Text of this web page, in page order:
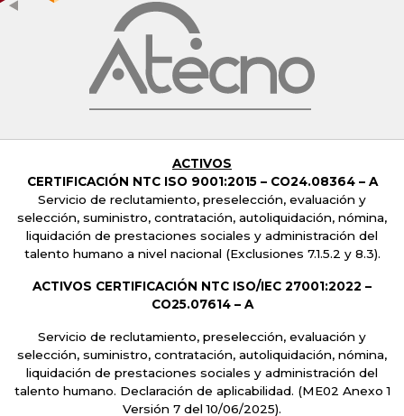
ACTIVOS
CERTIFICACIÓN NTC ISO 9001:2015 –CO24.08364 – A
Servicio de reclutamiento, preselección, evaluación y
selección, suministro, contratación, autoliquidación, nómina,
liquidación de prestaciones sociales y administración del
talento humano a nivel nacional (Exclusiones 7.1.5.2 y 8.3).
ACTIVOS CERTIFICACIÓN NTC ISO/IEC 27001:2022 –
CO25.07614 – A
Servicio de reclutamiento, preselección, evaluación y
selección, suministro, contratación, autoliquidación, nómina,
liquidación de prestaciones sociales y administración del
talento humano. Declaración de aplicabilidad. (ME02 Anexo 1
Versión 7 del 10/06/2025).